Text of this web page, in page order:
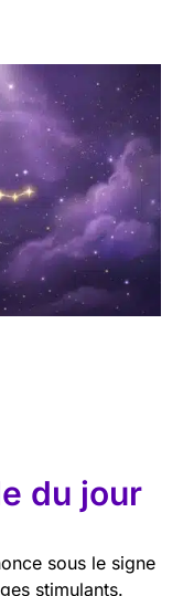
du jour
sous le signe
stimulants.